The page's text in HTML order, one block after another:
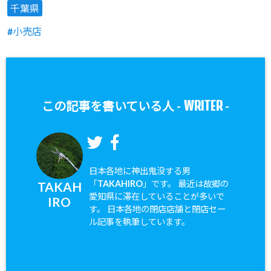
千葉県
小売店
この記事を書いている人 - WRITER-
TAKAH
IRO
日本各地に神出鬼没する男
「TAKAHIRO」です。 最近は故郷の
愛知県に滞在していることが多いで
す。 日本各地の閉店店舗と閉店セー
ル記事を執筆しています。